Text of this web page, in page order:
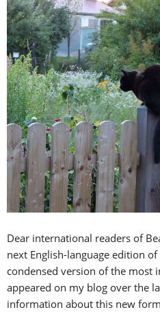
Dear international readers of
next English-language edition
condensed version of the most
appeared on my blog over the
information about this new